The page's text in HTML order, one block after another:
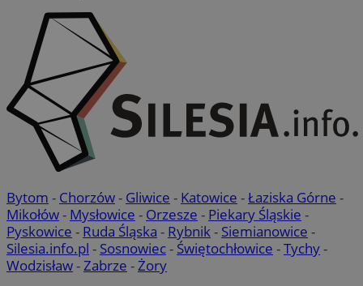
Bytom - Chorzów- Gliwice - Katowice -Łaziska Górne -
Mikołów- Mysłowice - Orzesze - Piekary Śląskie -
Pyskowice - Ruda Śląska - Rybnik- Siemianowice -
Silesia.info.pl - Sosnowiec- Świętochłowice -Tychy-
Wodzisław-Zabrze -Żory